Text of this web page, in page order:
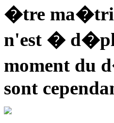
�tre
n'est �
moment du
sont